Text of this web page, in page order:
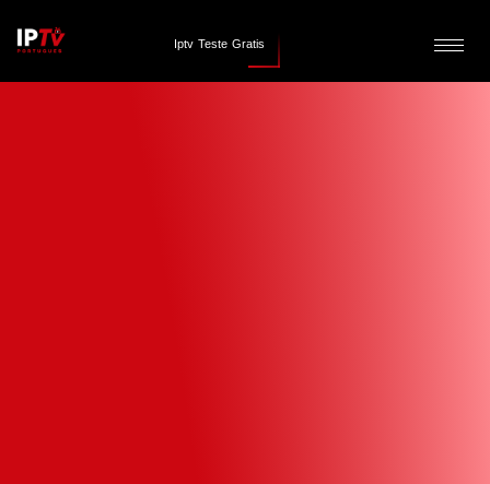
Iptv Teste Gratis